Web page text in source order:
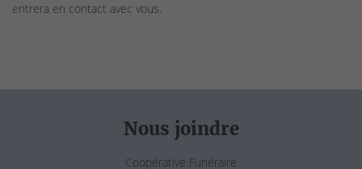
entrera en contact avec vous.
Nous joindre
Coopérative Funéraire